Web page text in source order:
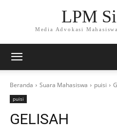
LPM
Media Advokasi
Beranda Suara Mahasiswa puisi
puisi
GELISAH